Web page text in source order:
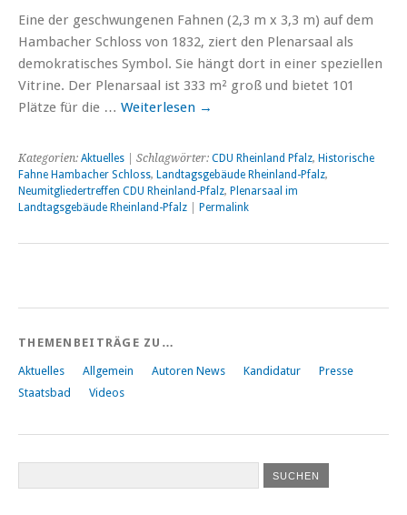
Eine der geschwungenen Fahnen (2,3 m x 3,3 m) auf dem
Hambacher Schloss von 1832, ziert den Plenarsaal als
demokratisches Symbol. Sie hängt dort in einer speziellen
Vitrine. Der Plenarsaal ist 333 m² groß und bietet 101
Plätze für die … Weiterlesen →
Kategorien: Aktuelles | Schlagwörter: CDU Rheinland Pfalz, Historische
Fahne Hambacher Schloss, Landtagsgebäude Rheinland-Pfalz,
Neumitgliedertreffen CDU Rheinland-Pfalz, Plenarsaal im
Landtagsgebäude Rheinland-Pfalz
Permalink
THEMENBEITRÄGE ZU…
Aktuelles Allgemein Autoren News Kandidatur
Presse
Staatsbad
Videos